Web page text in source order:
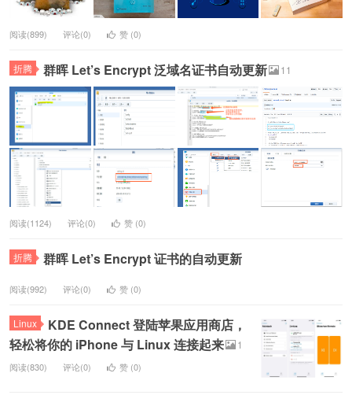
阅读(899) 评论(0) 赞 (0)
折腾 群晖 Let’s Encrypt 泛域名证书自动更新 11
阅读(1124) 评论(0) 赞 (0)
折腾 群晖 Let’s Encrypt 证书的自动更新
阅读(992) 评论(0) 赞 (0)
Linux
KDE Connect 登陆苹果应用商店，
轻松将你的 iPhone 与 Linux 连接起来
1
阅读(830) 评论(0) 赞 (0)